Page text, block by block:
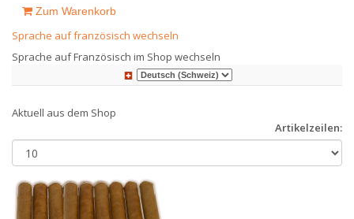
Zum Warenkorb
Sprache auf französisch wechseln
Sprache auf Französisch im Shop wechseln
Aktuell aus dem Shop
Artikelzeilen: